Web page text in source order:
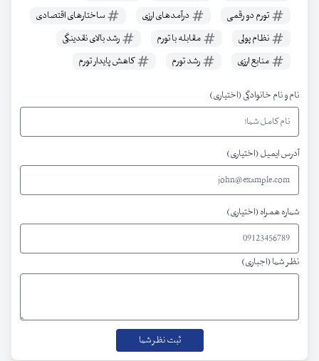
تورم دو رقمی
درآمدهای ارزی
ساختارهای اقتصادی
نظام پولی
مقابله با تورم
رشد بالای نقدینگی
منابع ارزی
رشد تورم کاهش پایدار تورم
نام و نام خانوادگی (اختیاری)
آدرس ایمیل (اختیاری)
شماره همراه (اختیاری)
نظر شما (اجباری)